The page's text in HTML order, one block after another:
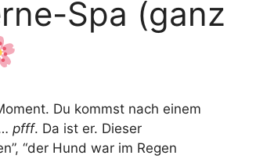
Spa (ganz
Du kommst nach einem
pfff. Da ist er. Dieser
“der Hund war im Regen